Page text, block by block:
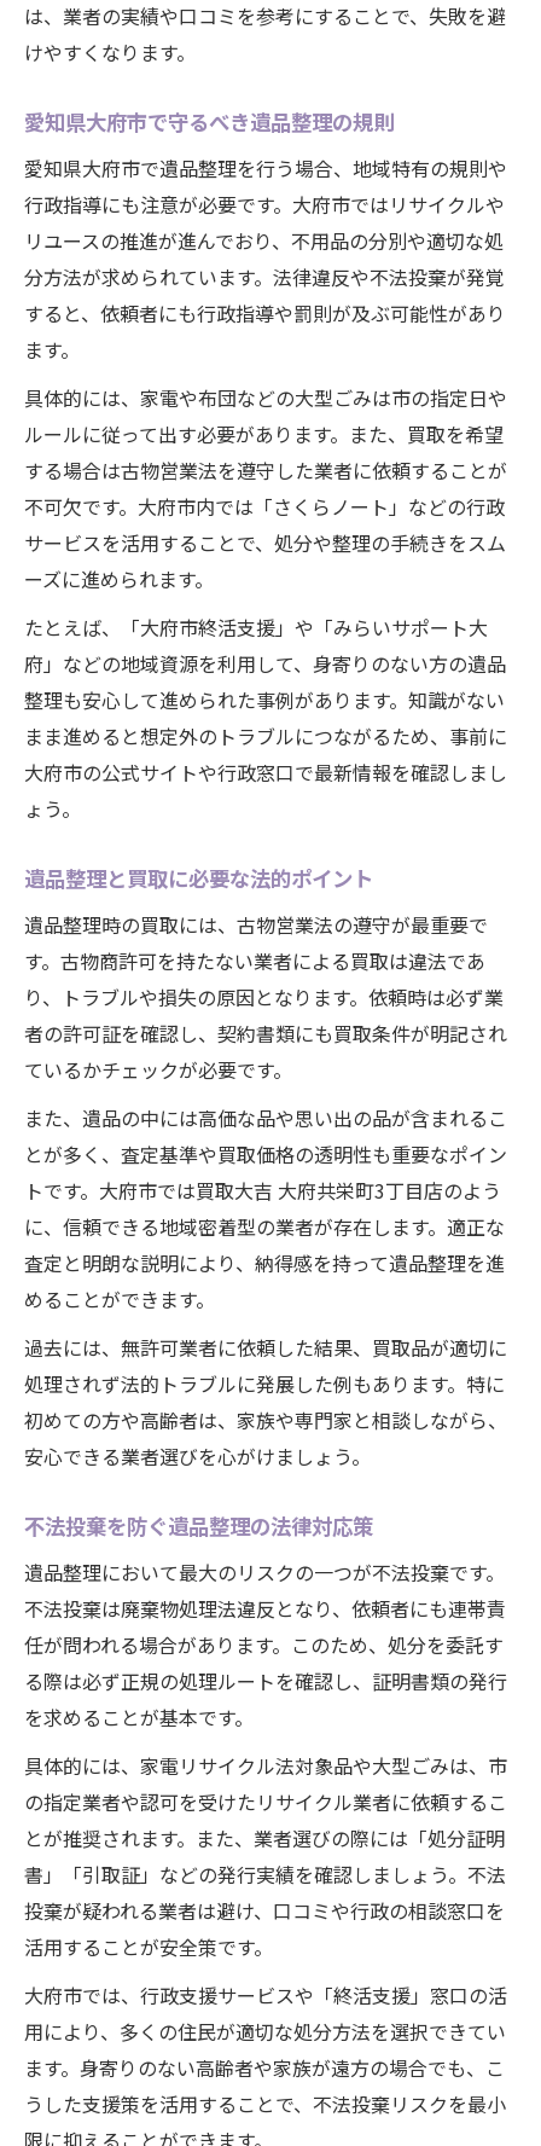
不法投棄リスクを防ぐ整理業者選びの極意
遺品整理で安全な業者を選ぶ判断基準
大府市の信頼できる遺品整理業者の特徴
許可証確認で守る遺品整理の安心ポイント
身寄りのない方に適した整理業者の選択法
身寄りのない方も安心の買取活用方法
身寄りのない方向け遺品整理と買取活用術
遺品整理と買取で頼れるサービスの選び方
大府市で利用できる支援と安心の遺品整理
遺品整理で不安を解消する買取のポイント
は、業者の実績や口コミを参考にすることで、失敗を避
けやすくなります。
愛知県大府市で守るべき遺品整理の規則
愛知県大府市で遺品整理を行う場合、地域特有の規則や
行政指導にも注意が必要です。大府市ではリサイクルや
リユースの推進が進んでおり、不用品の分別や適切な処
分方法が求められています。法律違反や不法投棄が発覚
すると、依頼者にも行政指導や罰則が及ぶ可能性があり
ます。
具体的には、家電や布団などの大型ごみは市の指定日や
ルールに従って出す必要があります。また、買取を希望
する場合は古物営業法を遵守した業者に依頼することが
不可欠です。大府市内では「さくらノート」などの行政
サービスを活用することで、処分や整理の手続きをスム
ーズに進められます。
たとえば、「大府市終活支援」や「みらいサポート大
府」などの地域資源を利用して、身寄りのない方の遺品
整理も安心して進められた事例があります。知識がない
まま進めると想定外のトラブルにつながるため、事前に
大府市の公式サイトや行政窓口で最新情報を確認しまし
ょう。
遺品整理と買取に必要な法的ポイント
遺品整理時の買取には、古物営業法の遵守が最重要で
す。古物商許可を持たない業者による買取は違法であ
り、トラブルや損失の原因となります。依頼時は必ず業
者の許可証を確認し、契約書類にも買取条件が明記され
ているかチェックが必要です。
また、遺品の中には高価な品や思い出の品が含まれるこ
とが多く、査定基準や買取価格の透明性も重要なポイン
トです。大府市では買取大吉 大府共栄町3丁目店のよう
に、信頼できる地域密着型の業者が存在します。適正な
査定と明朗な説明により、納得感を持って遺品整理を進
めることができます。
過去には、無許可業者に依頼した結果、買取品が適切に
処理されず法的トラブルに発展した例もあります。特に
初めての方や高齢者は、家族や専門家と相談しながら、
安心できる業者選びを心がけましょう。
不法投棄を防ぐ遺品整理の法律対応策
遺品整理において最大のリスクの一つが不法投棄です。
不法投棄は廃棄物処理法違反となり、依頼者にも連帯責
任が問われる場合があります。このため、処分を委託す
る際は必ず正規の処理ルートを確認し、証明書類の発行
を求めることが基本です。
具体的には、家電リサイクル法対象品や大型ごみは、市
の指定業者や認可を受けたリサイクル業者に依頼するこ
とが推奨されます。また、業者選びの際には「処分証明
書」「引取証」などの発行実績を確認しましょう。不法
投棄が疑われる業者は避け、口コミや行政の相談窓口を
活用することが安全策です。
大府市では、行政支援サービスや「終活支援」窓口の活
用により、多くの住民が適切な処分方法を選択できてい
ます。身寄りのない高齢者や家族が遠方の場合でも、こ
うした支援策を活用することで、不法投棄リスクを最小
限に抑えることができます。